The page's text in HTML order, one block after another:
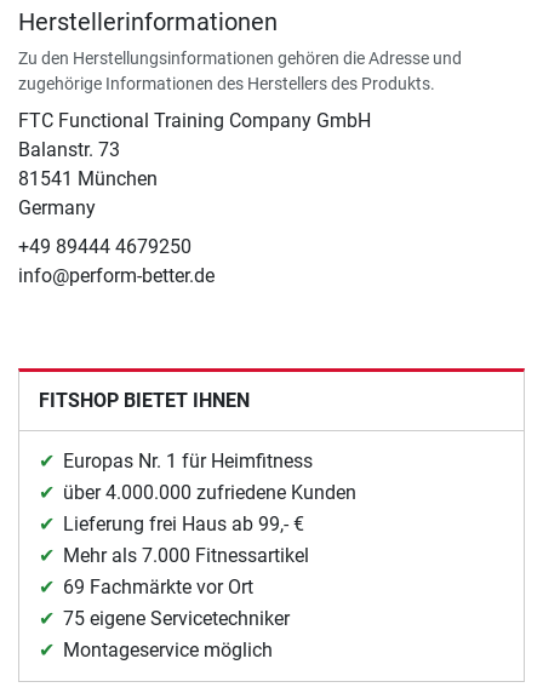
Herstellerinformationen
Zu den Herstellungsinformationen gehören die Adresse und
zugehörige Informationen des Herstellers des Produkts.
FTC Functional Training Company GmbH
Balanstr. 73
81541 München
Germany
+49 89444 4679250
info@perform-better.de
FITSHOP BIETET IHNEN
Europas Nr. 1 für Heimfitness
über 4.000.000 zufriedene Kunden
Lieferung frei Haus ab 99,- €
Mehr als 7.000 Fitnessartikel
69 Fachmärkte vor Ort
75 eigene Servicetechniker
Montageservice möglich